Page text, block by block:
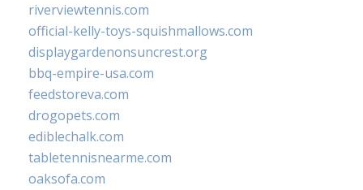
riverviewtennis.com
official-kelly-toys-squishmallows.com
displaygardenonsuncrest.org
bbq-empire-usa.com
feedstoreva.com
drogopets.com
ediblechalk.com
tabletennisnearme.com
oaksofa.com